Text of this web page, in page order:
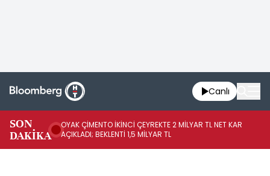
Canlı
SON
DAKİKA
OYAK ÇİMENTO İKİNCİ ÇEYREKTE 2 MİLYAR TL NET KAR
AÇIKLADI; BEKLENTİ 1,5 MİLYAR TL